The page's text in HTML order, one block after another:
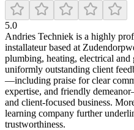
5.0
Andries Techniek is a highly
installateur based at
plumbing, heating, electrical
uniformly outstanding client
—including praise for clear
expertise, and friendly
and client-focused business.
learning company further
trustworthiness.